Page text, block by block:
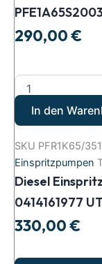
290,00€
In den
SKU PFR1K65/
Einspritzpumpen
Diesel
0414161977
330,00€